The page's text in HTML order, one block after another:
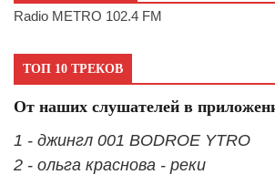
Radio METRO 102.4 FM
ТОП 10 ТРЕКОВ
От наших слушателей в
1 - джингл 001 BODROE YTRO
2 - ольга краснова - реки